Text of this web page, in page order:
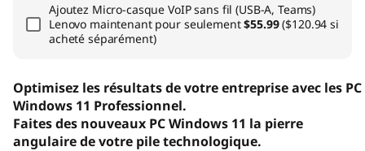
Ajoutez Micro-casque VoIP sans fil (USB-A, Teams)
Lenovo maintenant pour seulement$55.99($120.94 si
acheté séparément)
Optimisez les résultats de votre entreprise avec les PC
Windows 11 Professionnel.
Faites des nouveaux PC Windows 11 la pierre
angulaire de votre pile technologique.